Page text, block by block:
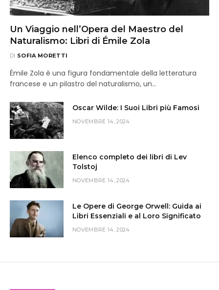
Un Viaggio nell’Opera del Maestro del
Naturalismo: Libri di Émile Zola
DI SOFIA MORETTI
Émile Zola è una figura fondamentale della letteratura
francese e un pilastro del naturalismo, un…
Oscar Wilde: I Suoi Libri più Famosi
NOVEMBRE 14, 2024
Elenco completo dei libri di Lev
Tolstoj
NOVEMBRE 14, 2024
Le Opere di George Orwell: Guida ai
Libri Essenziali e al Loro Significato
NOVEMBRE 14, 2024